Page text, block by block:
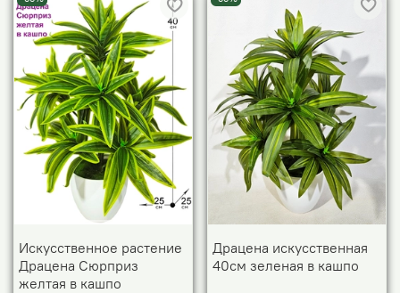
Искусственное растение
Драцена Сюрприз
желтая в кашпо
Драцена искусственная
40см зеленая в кашпо